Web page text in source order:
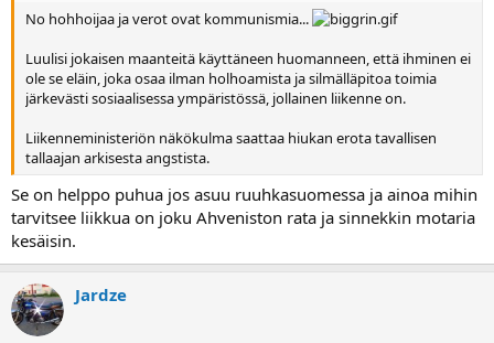
No hohhoijaa ja verot ovat kommunismia...
Luulisi jokaisen maanteitä käyttäneen huomanneen, että ihminen ei
ole se eläin, joka osaa ilman holhoamista ja silmälläpitoa toimia
järkevästi sosiaalisessa ympäristössä, jollainen liikenne on.
Liikenneministeriön näkökulma saattaa hiukan erota tavallisen
tallaajan arkisesta angstista.
Se on helppo puhua jos asuu ruuhkasuomessa ja ainoa mihin
tarvitsee liikkua on joku Ahveniston rata ja sinnekkin motaria
kesäisin.
Jardze